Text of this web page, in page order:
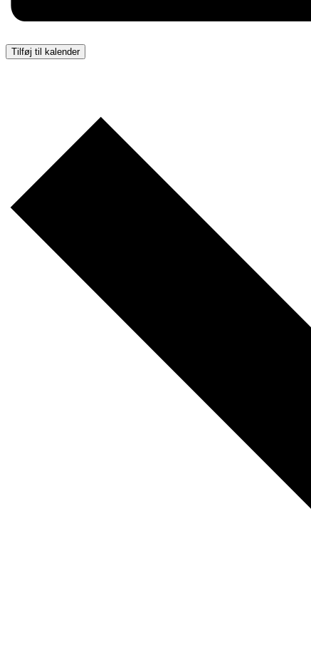
Tilføj til kalender